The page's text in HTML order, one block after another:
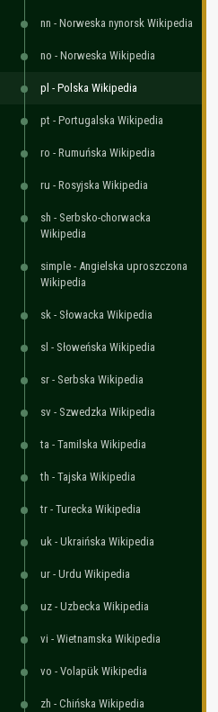
nn - Norweska nynorsk Wikipedia
no - Norweska Wikipedia
pl - Polska Wikipedia
pt - Portugalska Wikipedia
ro - Rumuńska Wikipedia
ru - Rosyjska Wikipedia
sh - Serbsko-chorwacka
Wikipedia
simple - Angielska uproszczona
Wikipedia
sk - Słowacka Wikipedia
sl - Słoweńska Wikipedia
sr - Serbska Wikipedia
sv - Szwedzka Wikipedia
ta - Tamilska Wikipedia
th - Tajska Wikipedia
tr - Turecka Wikipedia
uk - Ukraińska Wikipedia
ur - Urdu Wikipedia
uz - Uzbecka Wikipedia
vi - Wietnamska Wikipedia
vo - Volapük Wikipedia
zh - Chińska Wikipedia